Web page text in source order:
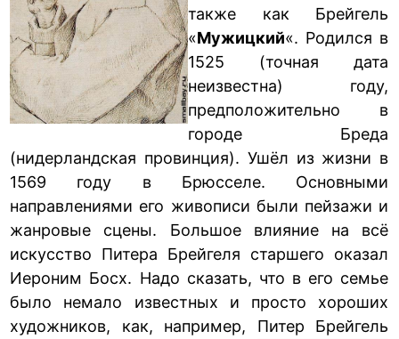
также как Брейгель
«Мужицкий«. Родился в
1525 (точная дата
неизвестна) году,
предположительно в
городе Бреда
(нидерландская провинция). Ушёл из жизни в
1569 году в Брюсселе. Основными
направлениями его живописи были пейзажи и
жанровые сцены. Большое влияние на всё
искусство Питера Брейгеля старшего оказал
Иероним Босх. Надо сказать, что в его семье
было немало известных и просто хороших
художников, как, например, Питер Брейгель